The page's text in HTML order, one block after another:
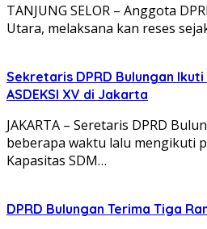
TANJUNG SELOR – Anggota
Utara, melaksana kan reses
Sekretaris DPRD Bulungan
ASDEKSI XV di Jakarta
JAKARTA – Seretaris DPRD
beberapa waktu lalu mengikuti
Kapasitas SDM…
DPRD Bulungan Terima Tiga